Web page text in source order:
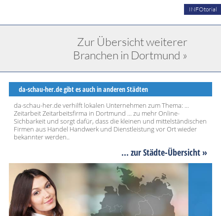
INFOtorial
Zur Übersicht weiterer
Branchen in Dortmund »
da-schau-her.de gibt es auch in anderen Städten
da-schau-her.de verhilft lokalen Unternehmen zum Thema: ...
Zeitarbeit Zeitarbeitsfirma in Dortmund ... zu mehr Online-
Sichbarkeit und sorgt dafür, dass die kleinen und mittelständischen
Firmen aus Handel Handwerk und Dienstleistung vor Ort wieder
bekannter werden..
... zur Städte-Übersicht »